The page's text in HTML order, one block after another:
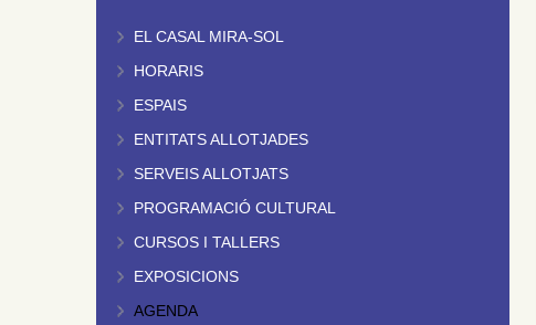
EL CASAL MIRA-SOL
HORARIS
ESPAIS
ENTITATS ALLOTJADES
SERVEIS ALLOTJATS
PROGRAMACIÓ CULTURAL
CURSOS I TALLERS
EXPOSICIONS
AGENDA